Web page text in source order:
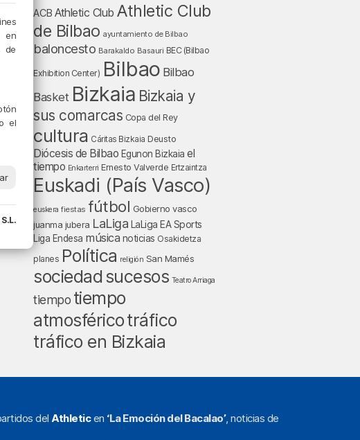
ACB Athletic Club Athletic Club
de Bilbao ayuntamiento de Bilbao
baloncesto Barakaldo Basauri BEC (Bilbao
Exhibition Center) Bilbao Bilbao
Basket Bizkaia Bizkaia y
sus comarcas Copa del Rey
cultura Cáritas Bizkaia Deusto
Diócesis de Bilbao Egunon Bizkaia el
tiempo Enkarterri Ernesto Valverde Ertzaintza
Euskadi (País Vasco)
euskera fiestas fútbol Gobierno vasco
juanma jubera LaLiga LaLiga EA Sports
Liga Endesa música noticias Osakidetza
planes Política religión San Mamés
sociedad sucesos Teatro Arriaga
tiempo tiempo
atmosféricotráfico
tráfico en Bizkaia
del Athleticen ‘La Emoción del Bacalao’, noticias de
en
de
el